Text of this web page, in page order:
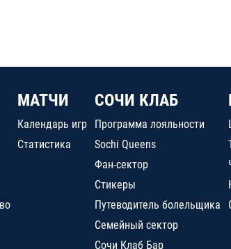
МАТЧИ
Календарь игр
Статистика
СОЧИ КЛАБ
Программа лояльности
Sochi Queens
Фан-сектор
Стикеры
Путеводитель болельщика
Семейный сектор
Сочи Клаб Бар